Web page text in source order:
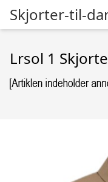
Skjorter-til-
Lrsol 1